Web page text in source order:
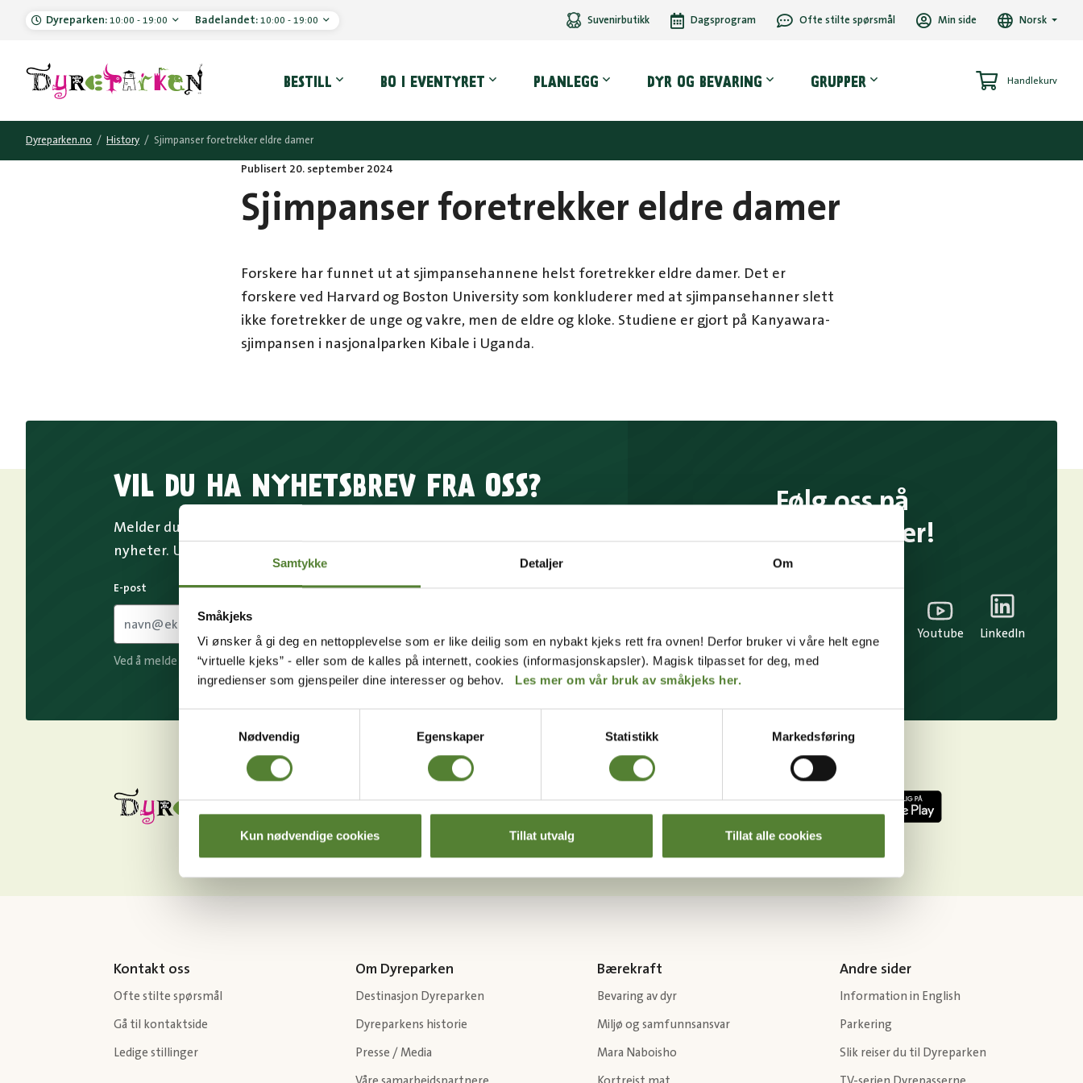
Samtykke Detaljer Om
Småkjeks
Vi ønsker å gi deg en nettopplevelse som er like deilig som en nybakt kjeks rett fra ovnen! Derfor bruker vi våre helt egne
“virtuelle kjeks” - eller som de kalles på internett, cookies (informasjonskapsler). Magisk tilpasset for deg, med
ingredienser som gjenspeiler dine interesser og behov. Les mer om vår bruk av småkjeks her.
Samtykkevalg
Nødvendig
Egenskaper Statistikk Markedsføring
Kun nødvendige cookies Tillat utvalg Tillat alle cookies
Dyreparken: 10:00 - 19:00 Badelandet: 10:00 - 19:00 Suvenirbutikk Dagsprogram Ofte stilte spørsmål Min side Norsk
BESTILL BO I EVENTYRET PLANLEGG DYR OG BEVARING GRUPPER Handlekurv
Dyreparken.no / History / Sjimpanser foretrekker eldre damer
Publisert 20. september 2024
Sjimpanser foretrekker eldre damer
Forskere har funnet ut at sjimpansehannene helst foretrekker eldre damer. Det er
forskere ved Harvard og Boston University som konkluderer med at sjimpansehanner slett
ikke foretrekker de unge og vakre, men de eldre og kloke. Studiene er gjort på Kanyawara-
sjimpansen i nasjonalparken Kibale i Uganda.
VIL DU HA NYHETSBREV FRA OSS?
Melder du deg på Dyreparkens nyhetsbrev får du unike tilbud og
nyheter. Uten nyhetsbrev går du glipp av mange fordeler.
E-post
Ved å melde deg på vårt nyhetsbrev godtar du vårebetingelser.
Følg oss på
sosiale medier!
Instagram TikTok Snapchat Youtube LinkedIn
Les mer om appen her
Kontakt oss
Ofte stilte spørsmål
Gå til kontaktside
Ledige stillinger
Om Dyreparken
Destinasjon Dyreparken
Dyreparkens historie
Presse / Media
Bærekraft
Bevaring av dyr
Miljø og samfunnsansvar
Mara Naboisho
Andre sider
Information in English
Parkering
Slik reiser du til Dyreparken